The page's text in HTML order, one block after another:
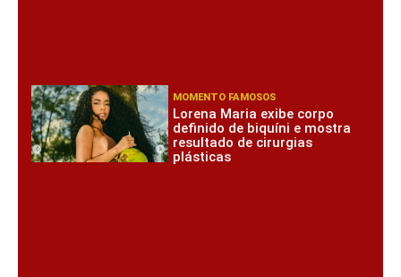
MOMENTO FAMOSOS
Lorena Maria exibe corpo
definido de biquíni e mostra
resultado de cirurgias
plásticas